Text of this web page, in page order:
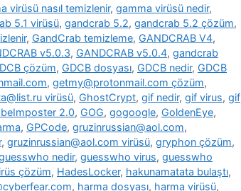
virüsü nasıl temizlenir, gamma virüsü nedir,
5.1 virüsü, gandcrab 5.2, gandcrab 5.2 çözüm,
, GandCrab temizleme, GANDCRAB V4,
v5.0.3, GANDCRAB v5.0.4, gandcrab
çözüm, GDCB dosyası, GDCB nedir, GDCB
, getmy@protonmail.com çözüm,
virüsü, GhostCrypt, gif nedir, gif virus, gif
2.0, GOG, gogoogle, GoldenEye,
, GPCode, gruzinrussian@aol.com,
, gruzinrussian@aol.com virüsü, gryphon çözüm,
nedir, guesswho virus, guesswho
çözüm, HadesLocker, hakunamatata bulaştı,
, harma dosyası, harma virüsü,